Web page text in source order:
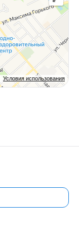
Условия использования